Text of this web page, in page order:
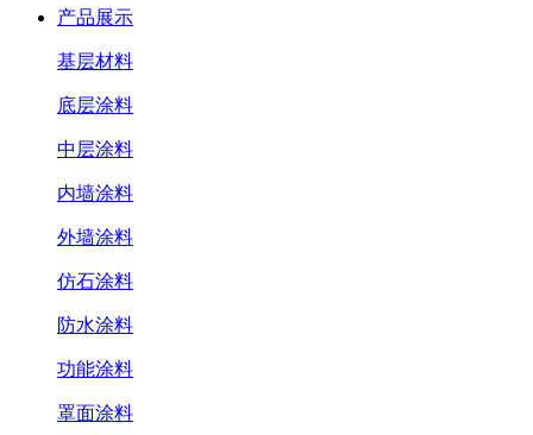
产品展示
基层材料
底层涂料
中层涂料
内墙涂料
外墙涂料
仿石涂料
防水涂料
功能涂料
罩面涂料